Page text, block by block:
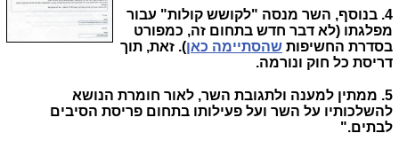
4. בנוסף, השר מנסה "לקושש קולות" עבור
מפלגתו (לא דבר חדש בתחום זה, כמפורט
בסדרת החשיפות שהסתיימה כאן). זאת, תוך
דריסת כל חוק ונורמה.
5. ממתין למענה ולתגובת השר, לאור חומרת הנושא
להשלכותיו על השר ועל פעילותו בתחום פריסת הסיבים
לבתים."